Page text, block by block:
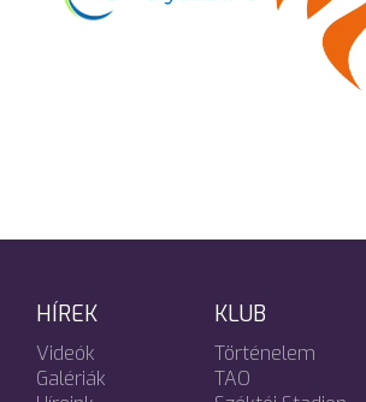
HÍREK
Videók
Galériák
KLUB
Történelem
TAO